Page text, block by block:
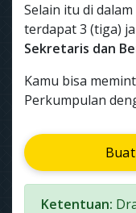
Selain itu di
terdapat 3 (tiga)
Sekretaris dan
Kamu bisa
Perkumpulan
Ketentuan: